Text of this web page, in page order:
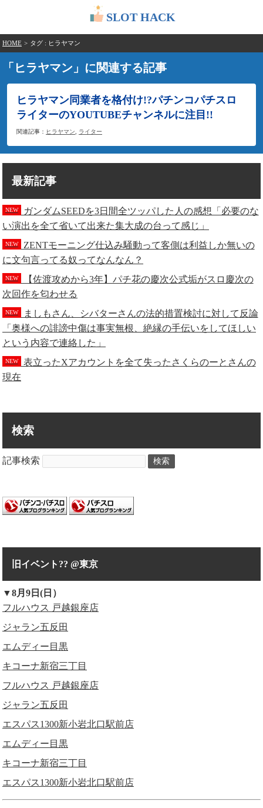
SLOT HACK
HOME > タグ : ヒラヤマン
「ヒラヤマン」に関連する記事
ヒラヤマン同業者を格付け!?パチンコパチスロ
ライターのYOUTUBEチャンネルに注目!!
関連記事： ヒラヤマン ライター
最新記事
NEW
ガンダムSEEDを3日間全ツッパした人の感想「必要のな
い演出を全て省いて出来た集大成の台って感じ」
NEW
ZENTモーニング仕込み騒動って客側は利益しか無いの
に文句言ってる奴ってなんなん？
NEW
【佐渡攻めから3年】パチ花の慶次公式垢がスロ慶次の
次回作を匂わせる
NEW
ましもさん、シバターさんの法的措置検討に対して反論
「奥様への誹謗中傷は事実無根、絶縁の手伝いをしてほしい
という内容で連絡した」
NEW
表立ったXアカウントを全て失ったさくらのーとさんの
現在
検索
記事検索 検索
旧イベント?? @東京
▼8月9日(日）
フルハウス 戸越銀座店
ジャラン五反田
エムディー目黒
キコーナ新宿三丁目
フルハウス 戸越銀座店
ジャラン五反田
エスパス1300新小岩北口駅前店
エムディー目黒
キコーナ新宿三丁目
エスパス1300新小岩北口駅前店